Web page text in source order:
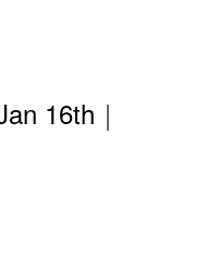
16th ｜